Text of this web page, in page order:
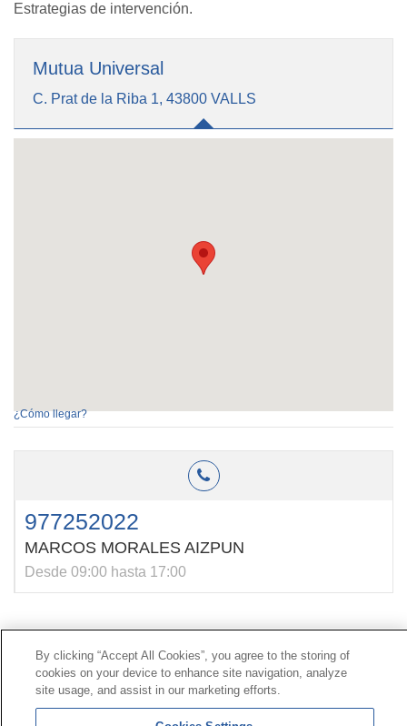
Estrategias de intervención.
Mutua Universal
C. Prat de la Riba 1, 43800 VALLS
¿Cómo llegar?
977252022
MARCOS MORALES AIZPUN
Desde 09:00 hasta 17:00
Línea Universal 900 203 203|Zona Privada Comisión de
Prestaciones Especiales|Zona Privada Proveedor
By clicking “Accept All Cookies”, you agree to the storing of
cookies on your device to enhance site navigation, analyze
site usage, and assist in our marketing efforts.